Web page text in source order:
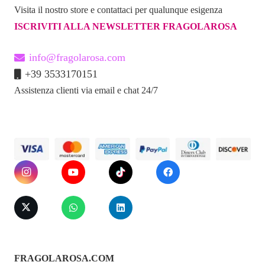
Specifiche Tecniche:
Materiale: Silicone di grado medico
Ricaricabile: Sì, tramite USB magnetico
Un’Esperienza Sensoriale
Mía Rose è la combinazione perfetta di
Visita il nostro store e contattaci per qualunque esigenza
ISCRIVITI ALLA NEWSLETTER FRAGOLAROSA
info@fragolarosa.com
+39 3533170151
Assistenza clienti via email e chat 24/7
FRAGOLAROSA.COM